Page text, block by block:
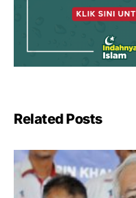
Related Posts